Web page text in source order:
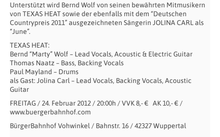
Unterstützt wird Bernd Wolf von seinen bewährten Mitmusikern
von TEXAS HEAT sowie der ebenfalls mit dem “Deutschen
Countrypreis 2011” ausgezeichneten Sängerin JOLINA CARL als
“June”.
TEXAS HEAT:
Bernd “Marty” Wolf – Lead Vocals, Acoustic & Electric Guitar
Thomas Naatz – Bass, Backing Vocals
Paul Mayland – Drums
als Gast: Jolina Carl – Lead Vocals, Backing Vocals, Acoustic
Guitar
FREITAG / 24. Februar 2012 / 20:00h / VVK 8,- € AK 10,- € /
www.buergerbahnhof.com
BürgerBahnhof Vohwinkel / Bahnstr. 16 / 42327 Wuppertal